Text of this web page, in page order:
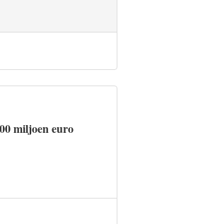
miljoen euro